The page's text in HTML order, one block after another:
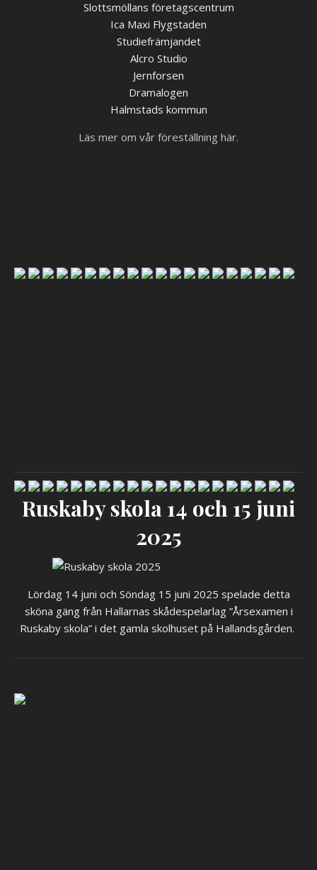
Slottsmöllans företagscentrum
Ica Maxi Flygstaden
Studiefrämjandet
Alcro Studio
Jernforsen
Dramalogen
Halmstads kommun
Läs mer om vår föreställning här.
Ruskaby skola 14 och 15 juni
2025
Lördag 14 juni och Söndag 15 juni 2025 spelade detta
sköna gäng från Hallarnas skådespelarlag ”Årsexamen i
Ruskaby skola” i det gamla skolhuset på Hallandsgården.